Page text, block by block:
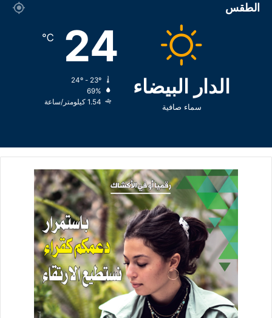
الطقس
الدار البيضاء
سماء صافية
24
℃
69%
1.54 كيلومتر/ساعة